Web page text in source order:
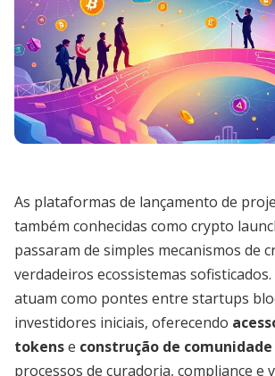
As plataformas de lançamento de
também conhecidas como crypto
passaram de simples mecanismos de
verdadeiros ecossistemas sofisticados.
atuam como pontes entre startups
investidores iniciais, oferecendo
tokense construção de
processos de curadoria, compliance e